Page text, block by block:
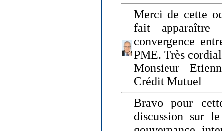
Merci de cette
fait apparaître
convergence
PME. Très
Monsieur
Crédit Mutuel
Bravo pour
discussion sur